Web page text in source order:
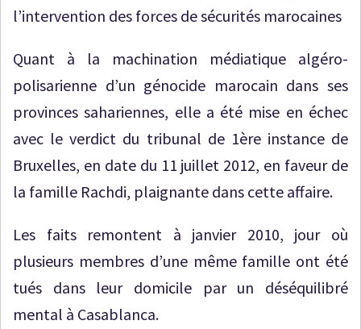
l’intervention des forces de sécurités marocaines
Quant à la machination médiatique algéro-
polisarienne d’un génocide marocain dans ses
provinces sahariennes, elle a été mise en échec
avec le verdict du tribunal de 1ère instance de
Bruxelles, en date du 11 juillet 2012, en faveur de
la famille Rachdi, plaignante dans cette affaire.
Les faits remontent à janvier 2010, jour où
plusieurs membres d’une même famille ont été
tués dans leur domicile par un déséquilibré
mental à Casablanca.